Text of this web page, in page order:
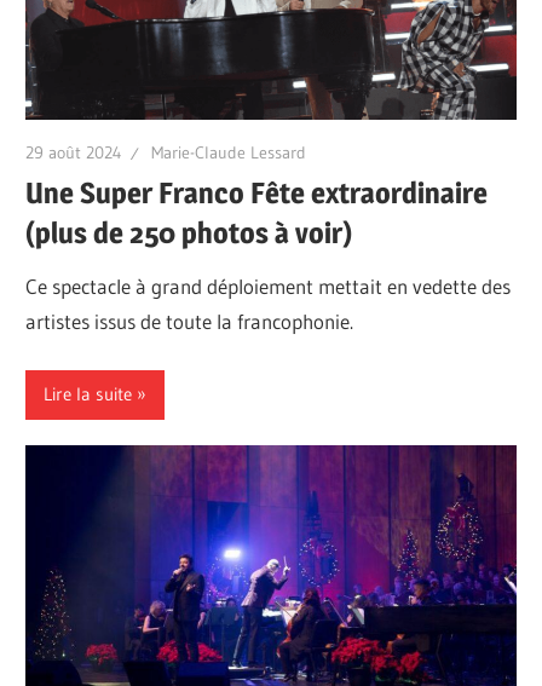
29 août 2024 Marie-Claude Lessard
Une Super Franco Fête extraordinaire
(plus de 250 photos à voir)
Ce spectacle à grand déploiement mettait en vedette des
artistes issus de toute la francophonie.
Lire la suite